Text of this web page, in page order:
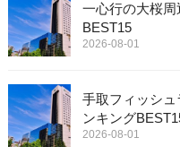
一心行の大桜
BEST15
2026-08-01
手取フィッシ
ンキング
2026-08-01